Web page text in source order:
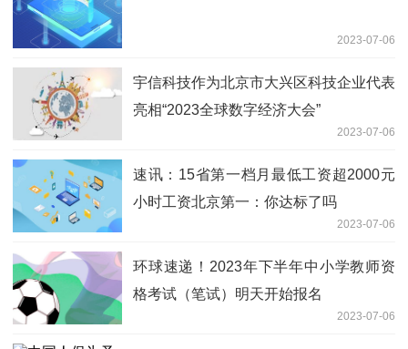
2023-07-06
宇信科技作为北京市大兴区科技企业代表
亮相“2023全球数字经济大会”
2023-07-06
速讯：15省第一档月最低工资超2000元
小时工资北京第一：你达标了吗
2023-07-06
环球速递！2023年下半年中小学教师资
格考试（笔试）明天开始报名
2023-07-06